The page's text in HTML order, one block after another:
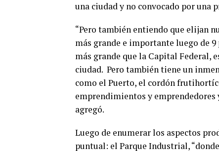
una ciudad y no convocado por una
“Pero también entiendo que elijan
más grande e importante luego de
más grande que la Capital Federal,
ciudad. Pero también tiene un
como el Puerto, el cordón
emprendimientos y emprendedores
agregó.
Luego de enumerar los aspectos
puntual: el Parque Industrial,